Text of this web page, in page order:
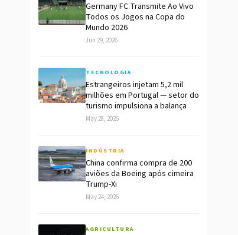
Germany FC Transmite Ao Vivo
Todos os Jogos na Copa do
Mundo 2026
Jun 29, 2026
TECNOLOGIA
Estrangeiros injetam 5,2 mil
milhões em Portugal — setor do
turismo impulsiona a balança
May 28, 2026
INDÚSTRIA
China confirma compra de 200
aviões da Boeing após cimeira
Trump-Xi
May 24, 2026
AGRICULTURA